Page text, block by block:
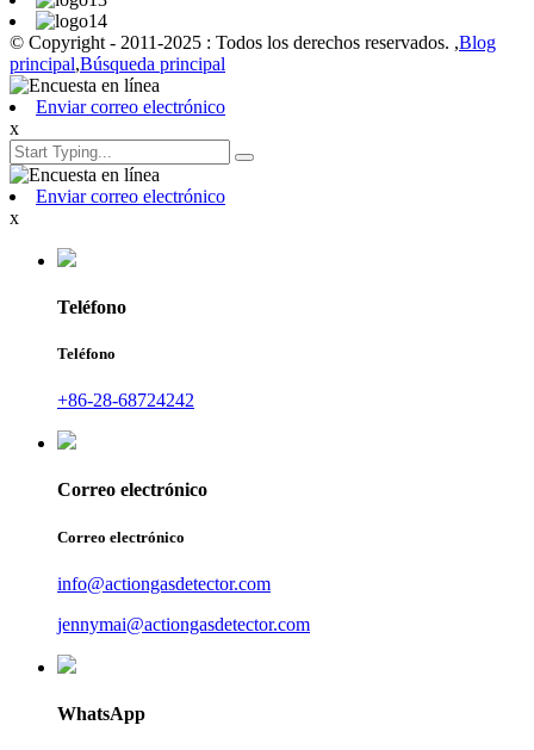
© Copyright - 2011-2025 : Todos los derechos reservados. ,Blog
principal,Búsqueda principal
Enviar correo electrónico
x
Enviar correo electrónico
x
Teléfono
Teléfono
+86-28-68724242
Correo electrónico
Correo electrónico
info@actiongasdetector.com
jennymai@actiongasdetector.com
WhatsApp